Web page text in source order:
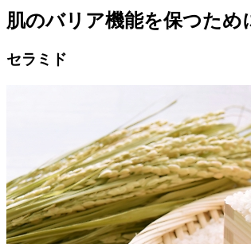
肌のバリア機能を保つため
セラミド